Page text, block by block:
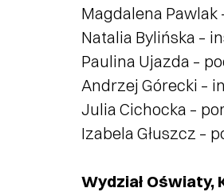
Magdalena Pawlak
Natalia Bylińska –
Paulina Ujazda –
Andrzej Górecki –
Julia Cichocka –
Izabela Głuszcz –
Wydział Oświaty,